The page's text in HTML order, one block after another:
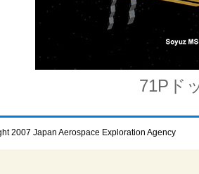
71Pド
2007 Japan Aerospace Exploration Agency